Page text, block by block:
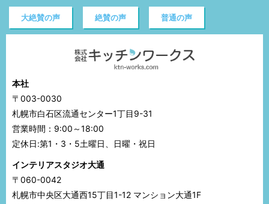
大絶賛の声 絶賛の声 普通の声
本社
〒003-0030
札幌市白石区流通センター1丁目9-31
営業時間：9:00～18:00
定休日:第1・3・5土曜日、日曜・祝日
インテリアスタジオ大通
〒060-0042
札幌市中央区大通西15丁目1-12 マンション大通1F